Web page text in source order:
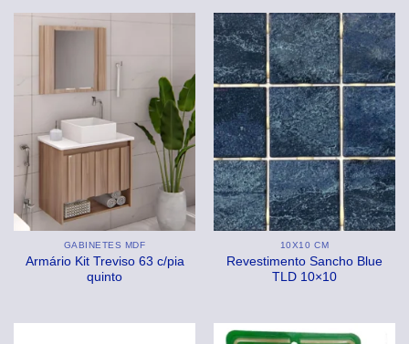
GABINETES MDF
Armário Kit Treviso 63 c/pia
quinto
10X10 CM
Revestimento Sancho Blue
TLD 10×10